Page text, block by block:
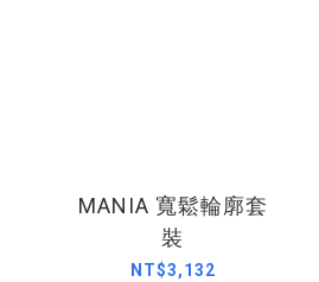
MANIA 寬鬆輪廓套
裝
NT$3,132